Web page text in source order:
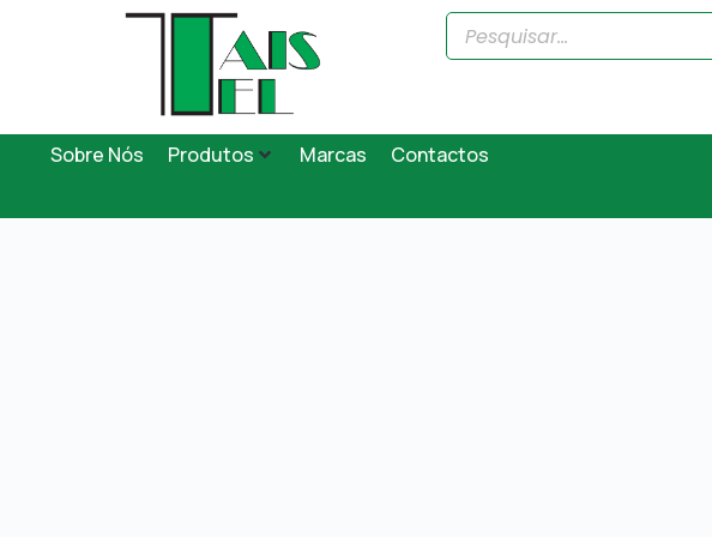
Sobre Nós Produtos Marcas Contactos